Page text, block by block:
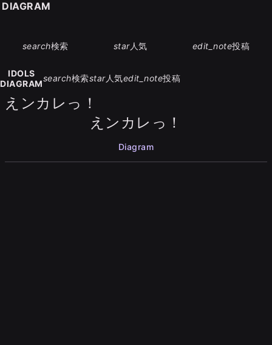
search検索 star人気 edit_note投稿
IDOLS
DIAGRAM
search検索star人気edit_note投稿
えンカレっ！
えンカレっ！
Diagram